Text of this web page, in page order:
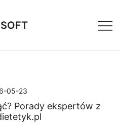
05-23
Porady ekspertów z